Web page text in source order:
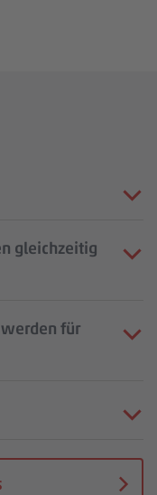
gleichzeitig
für